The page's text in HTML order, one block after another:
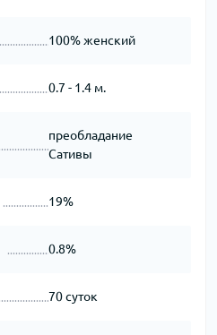
100% женский
0.7 - 1.4 м.
преобладание
Сативы
19%
0.8%
70 суток